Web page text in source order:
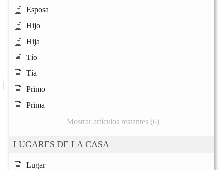
Esposa
Hijo
Hija
Tío
Tía
Primo
Prima
Mostrar artículos restantes (6)
LUGARES DE LA CASA
Lugar